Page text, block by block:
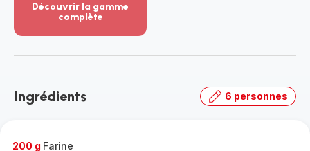
Découvrir la gamme
complète
-
gamme
Ingrédients 6 personnes
200 g Farine